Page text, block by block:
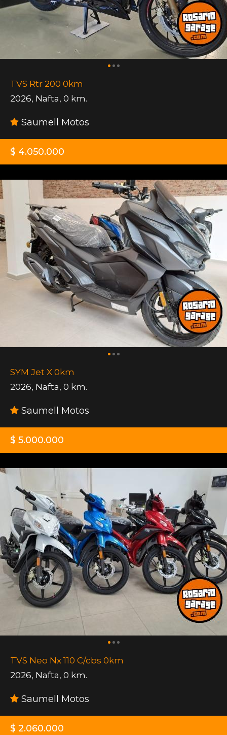
TVS Rtr 200 0km
2026, Nafta, 0 km.
Saumell Motos
$ 4.050.000
SYM Jet X 0km
2026, Nafta, 0 km.
Saumell Motos
$ 5.000.000
TVS Neo Nx 110 C/cbs 0km
2026, Nafta, 0 km.
Saumell Motos
$ 2.060.000